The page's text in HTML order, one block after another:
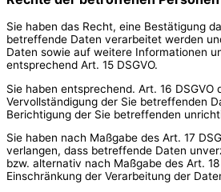
Sie haben das Recht, eine Bestätigung
betreffende Daten verarbeitet werden
Daten sowie auf weitere Informationen
entsprechend Art. 15 DSGVO.
Sie haben entsprechend. Art. 16 DSGVO
Vervollständigung der Sie betreffenden
Berichtigung der Sie betreffenden
Sie haben nach Maßgabe des Art. 17
verlangen, dass betreffende Daten
bzw. alternativ nach Maßgabe des Art. 18
Einschränkung der Verarbeitung der